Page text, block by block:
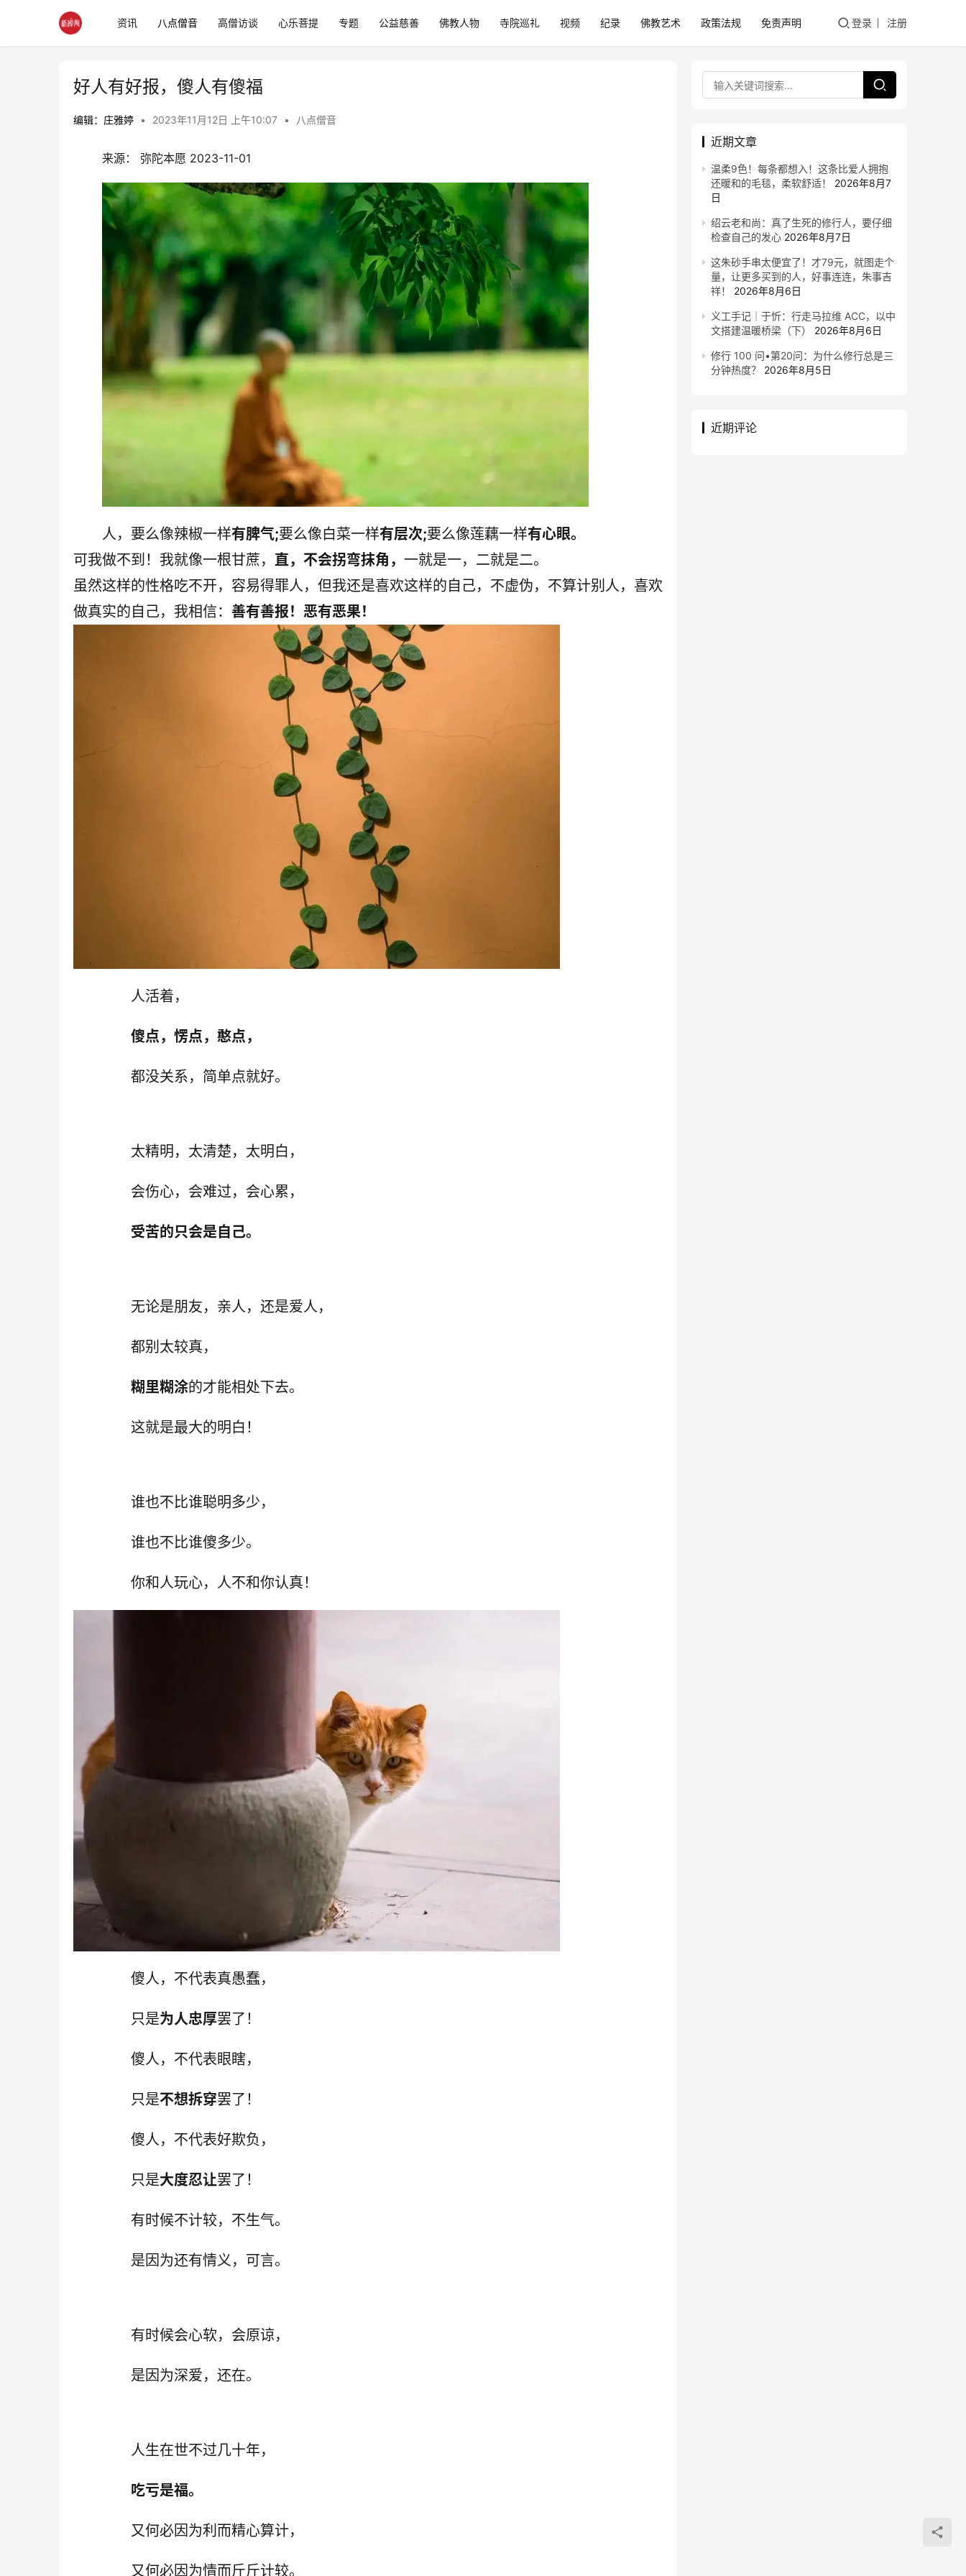
资讯 八点僧音 高僧访谈 心乐菩提 专题 公益慈善 佛教人物 寺院巡礼 视频 纪录 佛教艺术 政策法规 免责声明 登录 注册
好人有好报，傻人有傻福
编辑：庄雅婷 • 2023年11月12日 上午10:07 • 八点僧音
	来源： 弥陀本愿 2023-11-01
人， 要么像辣椒一样有脾气;要么像白菜一样有层次;要么像莲藕一样有心眼。
可我做不到！ 我就像一根甘蔗， 直，不会拐弯抹角， 一就是一，二就是二。
虽然这样的性格吃不开， 容易得罪人， 但我还是喜欢这样的自己， 不虚伪，不算计别人， 喜欢
做真实的自己， 我相信： 善有善报！恶有恶果！
人活着，
傻点，愣点，憨点，
都没关系，简单点就好。
太精明，太清楚，太明白，
会伤心，会难过，会心累，
受苦的只会是自己。
无论是朋友，亲人，还是爱人，
都别太较真，
糊里糊涂的才能相处下去。
这就是最大的明白！
谁也不比谁聪明多少，
谁也不比谁傻多少。
你和人玩心，人不和你认真！
傻人，不代表真愚蠢，
只是为人忠厚罢了！
傻人，不代表眼瞎，
只是不想拆穿罢了！
傻人，不代表好欺负，
只是大度忍让罢了！
有时候不计较，不生气。
是因为还有情义，可言。
有时候会心软，会原谅，
是因为深爱，还在。
人生在世不过几十年，
吃亏是福。
又何必因为利而精心算计，
又何必因为情而斤斤计较。
近期文章
温柔9色！每条都想入！这条比爱人拥抱
还暖和的毛毯，柔软舒适！
2026年8月7
日
绍云老和尚：真了生死的修行人，要仔细
检查自己的发心 2026年8月7日
这朱砂手串太便宜了！才79元，就图走个
量，让更多买到的人，好事连连，朱事吉
祥！
2026年8月6日
义工手记｜于忻：行走马拉维 ACC，以中
文搭建温暖桥梁（下）
2026年8月6日
修行 100 问•第20问：为什么修行总是三
分钟热度？
2026年8月5日
近期评论